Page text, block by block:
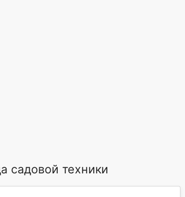
садовой техники